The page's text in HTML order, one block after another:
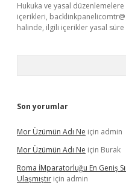
Hukuka ve yasal
içerikleri,
halinde, ilgili içerikler yasal süre
Son yorumlar
Mor Üzümün Adı Ne için admin
Mor Üzümün Adı Ne için Burak
Roma İMparatorluğu En Geniş
Ulaşmıştır için admin